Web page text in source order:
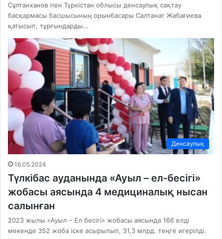
Сұлтанханов пен Түркістан облысы денсаулық сақтау
басқармасы басшысының орынбасары Салтанат Жабағиева
қатысып, тұрғындарды…
Денсаулық
16.05.2024
Түлкібас ауданында «Ауыл – ел-бесігі»
жобасы аясында 4 медициналық нысан
салынған
2023 жылы «Ауыл – Ел бесігі» жобасы аясында 166 елді
мекенде 352 жоба іске асырылып, 31,3 млрд. теңге игерілді.